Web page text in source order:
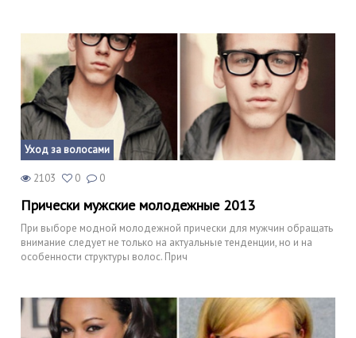
Уход за волосами
2103 0 0
Прически мужские молодежные 2013
При выборе модной молодежной прически для мужчин обращать
внимание следует не только на актуальные тенденции, но и на
особенности структуры волос. Прич